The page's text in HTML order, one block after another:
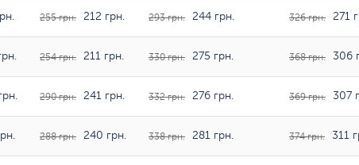
255 грн. 212 грн. 293 грн. 244 грн. 326 грн. 271
254 грн. 211 грн. 330 грн. 275 грн. 368 грн. 306
290 грн. 241 грн. 332 грн. 276 грн. 369 грн. 307
288 грн. 240 грн. 338 грн. 281 грн. 374 грн. 311